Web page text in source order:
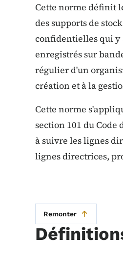
Cette norme définit
des supports de
confidentielles qui y
enregistrés sur
régulier d'un
création et à la
Cette norme
section 101 du
à suivre les lignes
lignes directrices,
Remonter